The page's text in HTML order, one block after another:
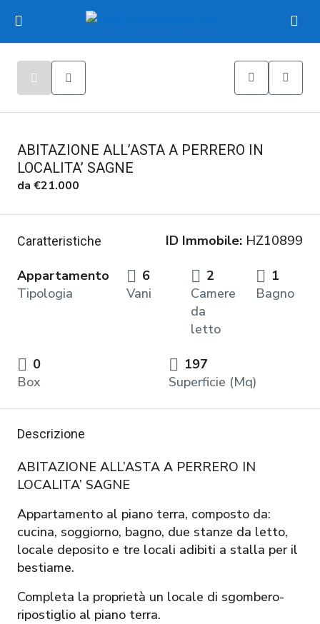
ABITAZIONE ALL’ASTA A PERRERO IN
LOCALITA’ SAGNE
da €21.000
Caratteristiche ID Immobile: HZ10899
Appartamento
Tipologia
6
Vani
2
Camere
da
letto
1
Bagno
0
Box
197
Superficie (Mq)
Descrizione
ABITAZIONE ALL’ASTA A PERRERO IN
LOCALITA’ SAGNE
Appartamento al piano terra, composto da:
cucina, soggiorno, bagno, due stanze da letto,
locale deposito e tre locali adibiti a stalla per il
bestiame.
Completa la proprietà un locale di sgombero-
ripostiglio al piano terra.